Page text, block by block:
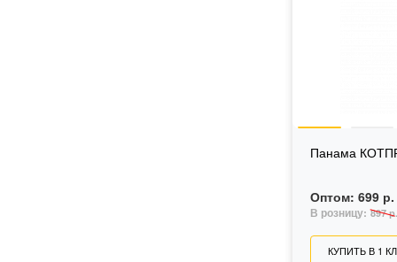
Панама
Оптом: 699 р.
В розницу: 897 р.
КУПИТЬ В 1